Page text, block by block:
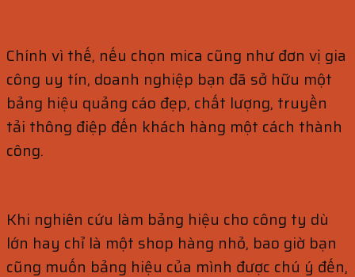
Chính vì thế, nếu chọn mica cũng như đơn vị gia
công uy tín, doanh nghiệp bạn đã sở hữu một
bảng hiệu quảng cáo đẹp, chất lượng, truyền
tải thông điệp đến khách hàng một cách thành
công.
Khi nghiên cứu làm bảng hiệu cho công ty dù
lớn hay chỉ là một shop hàng nhỏ, bao giờ bạn
cũng muốn bảng hiệu của mình được chú ý đến,